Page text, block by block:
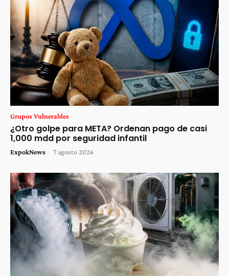
Grupos Vulnerables
¿Otro golpe para META? Ordenan pago de casi
1,000 mdd por seguridad infantil
ExpokNews - 7 agosto 2026